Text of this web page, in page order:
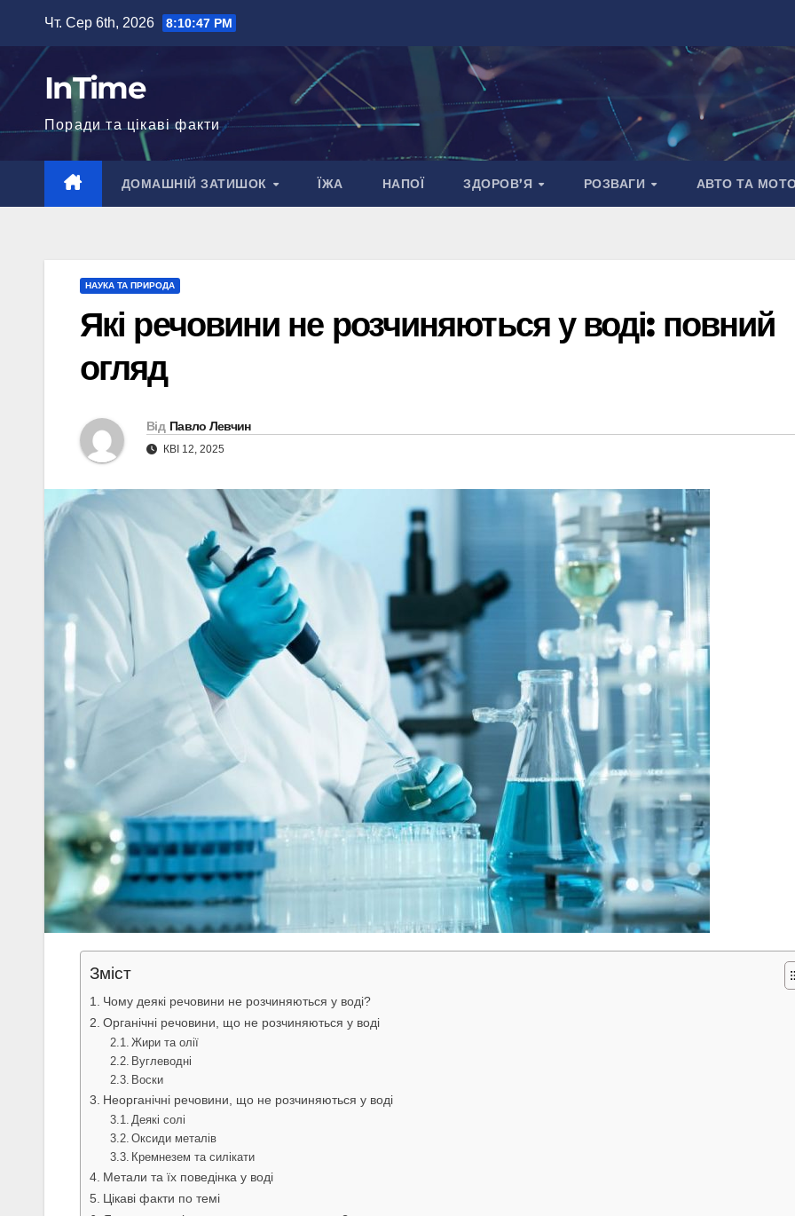
вмісту
Чт. Сер 6th, 2026 8:10:48 PM
InTime
Поради та цікаві факти
ДОМАШНІЙ ЗАТИШОК ЇЖА НАПОЇ ЗДОРОВ’Я РОЗВАГИ АВТО ТА
НАУКА ТА ПРИРОДА
Які речовини не розчиняються у воді: повний
огляд
Від Павло Левчин
КВІ 12, 2025
Зміст
Чому деякі речовини не розчиняються у воді?
Органічні речовини, що не розчиняються у воді
Жири та олії
Вуглеводні
Воски
Неорганічні речовини, що не розчиняються у воді
Деякі солі
Оксиди металів
Кремнезем та силікати
Метали та їх поведінка у воді
Цікаві факти по темі